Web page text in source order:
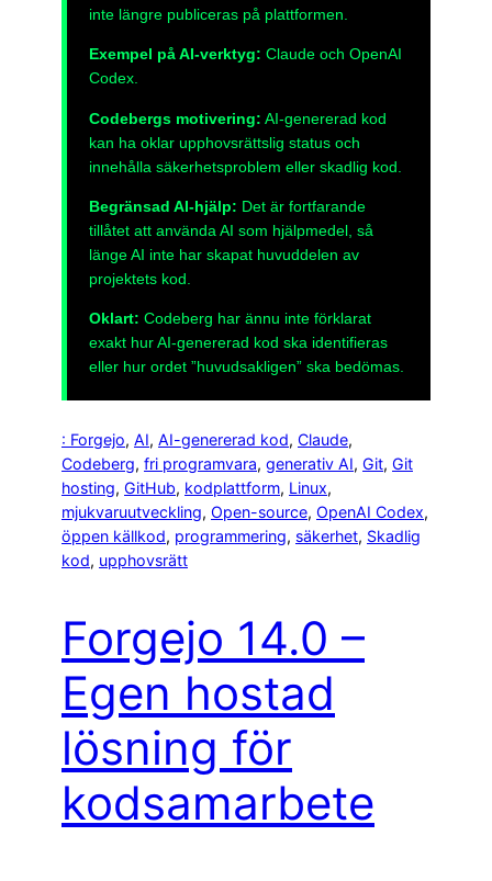
inte längre publiceras på plattformen.
Exempel på AI-verktyg: Claude och OpenAI
Codex.
Codebergs motivering: AI-genererad kod
kan ha oklar upphovsrättslig status och
innehålla säkerhetsproblem eller skadlig kod.
Begränsad AI-hjälp: Det är fortfarande
tillåtet att använda AI som hjälpmedel, så
länge AI inte har skapat huvuddelen av
projektets kod.
Oklart: Codeberg har ännu inte förklarat
exakt hur AI-genererad kod ska identifieras
eller hur ordet ”huvudsakligen” ska bedömas.
: Forgejo, AI, AI-genererad kod, Claude
Codeberg, fri programvara, generativ AI, Git, Git
hosting, GitHub, kodplattform, Linux
mjukvaruutveckling, Open-source, OpenAI Codex
öppen källkod, programmering, säkerhet, Skadlig
kod, upphovsrätt
Forgejo 14.0 –
Egen hostad
lösning för
kodsamarbete